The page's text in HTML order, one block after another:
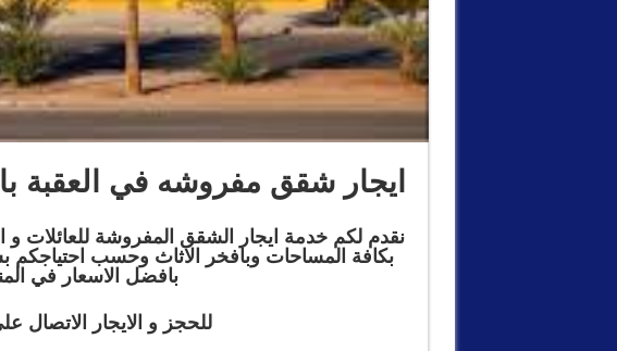
ايجار شقق مفروشه في العقبة
نقدم لكم خدمة ايجار الشقق المفروشة للعائلات و
بكافة المساحات وبافخر الاثاث وحسب
بافضل الاسعار في
للحجز و الايجار الاتصال